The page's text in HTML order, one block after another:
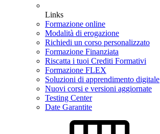
Links
Formazione online
Modalità di erogazione
Richiedi un corso personalizzato
Formazione Finanziata
Riscatta i tuoi Crediti Formativi
Formazione FLEX
Soluzioni di apprendimento digitale
Nuovi corsi e versioni aggiornate
Testing Center
Date Garantite